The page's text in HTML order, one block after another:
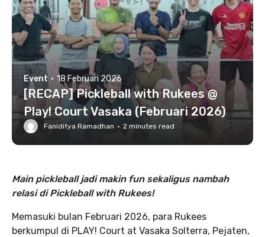
Event · 18 Februari 2026
[RECAP] Pickleball with Rukees @
Play! Court Vasaka (Februari 2026)
Faniditya Ramadhan · 2 minutes read
Main pickleball jadi makin fun sekaligus nambah
relasi di Pickleball with Rukees!
Memasuki bulan Februari 2026, para Rukees
berkumpul di PLAY! Court at Vasaka Solterra, Pejaten,